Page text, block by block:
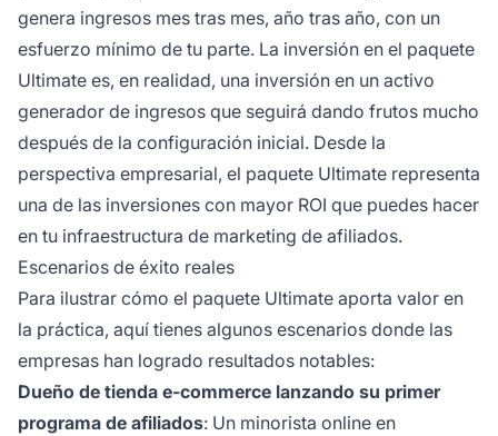
genera ingresos mes tras mes, año tras año, con un
esfuerzo mínimo de tu parte. La inversión en el paquete
Ultimate es, en realidad, una inversión en un activo
generador de ingresos que seguirá dando frutos mucho
después de la configuración inicial. Desde la
perspectiva empresarial, el paquete Ultimate representa
una de las inversiones con mayor ROI que puedes hacer
en tu infraestructura de marketing de afiliados.
Escenarios de éxito reales
Para ilustrar cómo el paquete Ultimate aporta valor en
la práctica, aquí tienes algunos escenarios donde las
empresas han logrado resultados notables:
Dueño de tienda e-commerce lanzando su primer
programa de afiliados: Un minorista online en